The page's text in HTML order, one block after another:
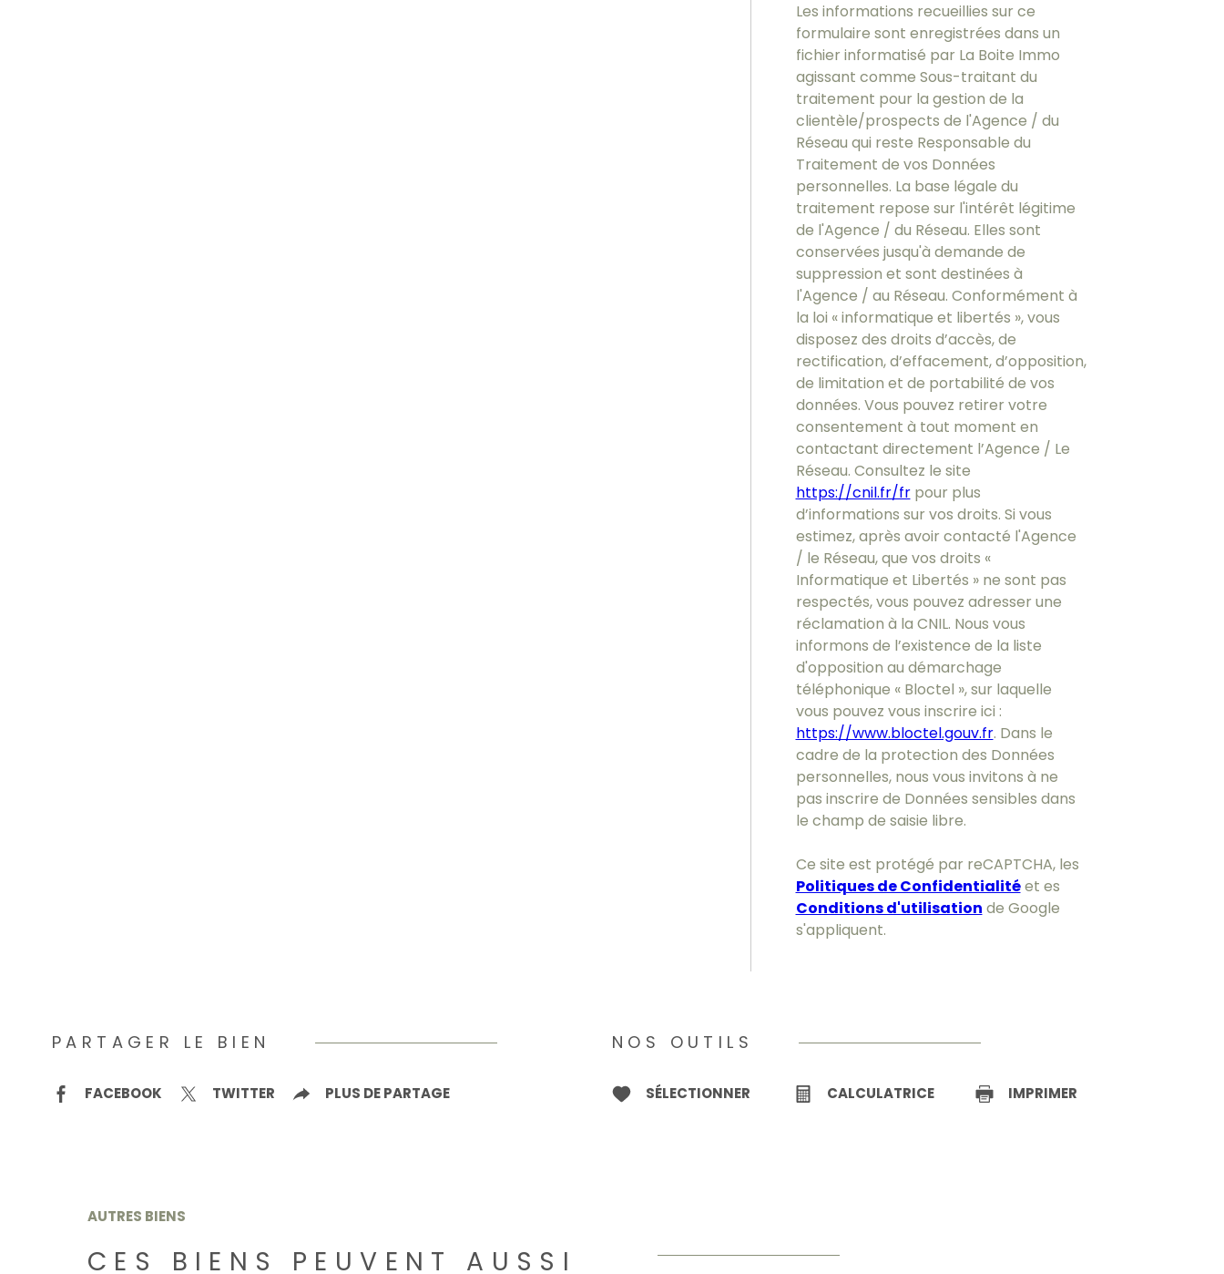
Les informations recueillies sur ce
formulaire sont enregistrées dans un
fichier informatisé par La Boite Immo
agissant comme Sous-traitant du
traitement pour la gestion de la
clientèle/prospects de l'Agence / du
Réseau qui reste Responsable du
Traitement de vos Données
personnelles. La base légale du
traitement repose sur l'intérêt légitime
de l'Agence / du Réseau. Elles sont
conservées jusqu'à demande de
suppression et sont destinées à
l'Agence / au Réseau. Conformément à
la loi « informatique et libertés », vous
disposez des droits d’accès, de
rectification, d’effacement, d’opposition,
de limitation et de portabilité de vos
données. Vous pouvez retirer votre
consentement à tout moment en
contactant directement l’Agence / Le
Réseau. Consultez le site
https://cnil.fr/frpour plus
d’informations sur vos droits. Si vous
estimez, après avoir contacté l'Agence
/ le Réseau, que vos droits «
Informatique et Libertés » ne sont pas
respectés, vous pouvez adresser une
réclamation à la CNIL. Nous vous
informons de l’existence de la liste
d'opposition au démarchage
téléphonique « Bloctel », sur laquelle
vous pouvez vous inscrire ici :
https://www.bloctel.gouv.fr. Dans le
cadre de la protection des Données
personnelles, nous vous invitons à ne
pas inscrire de Données sensibles dans
le champ de saisie libre.
Ce site est protégé par reCAPTCHA, les
Politiques de Confidentialitéet es
Conditions d'utilisation de Google
s'appliquent.
PARTAGER LE BIEN
FACEBOOK TWITTER PLUS DE PARTAGE
NOS OUTILS
SÉLECTIONNER CALCULATRICE IMPRIMER
AUTRES BIENS
CES BIENS PEUVENT AUSSI